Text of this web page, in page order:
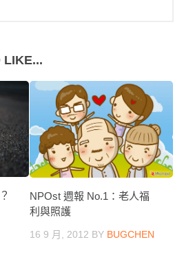
LIKE...
NPOst 週報 No.1：老人福
利與照護
16 9 月, 2012 BY BUGCHEN